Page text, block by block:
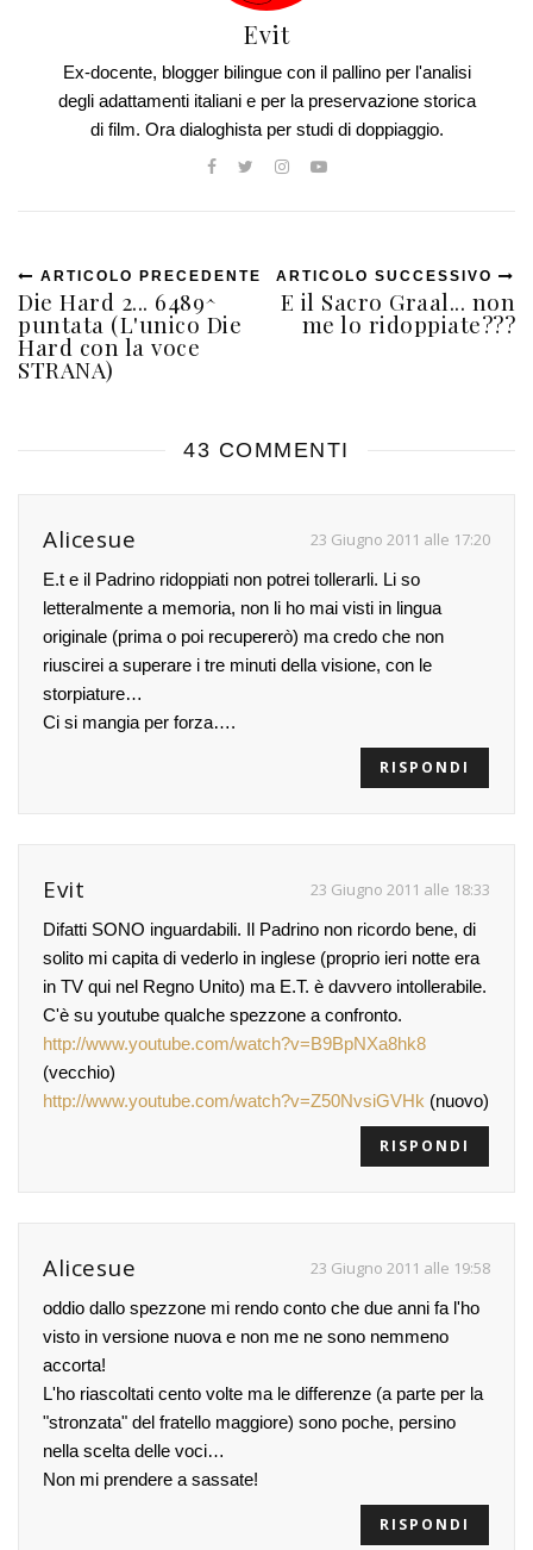
Evit
Ex-docente, blogger bilingue con il pallino per l'analisi
degli adattamenti italiani e per la preservazione storica
di film. Ora dialoghista per studi di doppiaggio.
ARTICOLO PRECEDENTE
Die Hard 2... 6489^
puntata (L'unico Die
Hard con la voce
STRANA)
ARTICOLO SUCCESSIVO
E il Sacro Graal... non
me lo ridoppiate???
43 COMMENTI
Alicesue 23 Giugno 2011 alle 17:20
E.t e il Padrino ridoppiati non potrei tollerarli. Li so
letteralmente a memoria, non li ho mai visti in lingua
originale (prima o poi recupererò) ma credo che non
riuscirei a superare i tre minuti della visione, con le
storpiature…
Ci si mangia per forza….
RISPONDI
Evit 23 Giugno 2011 alle 18:33
Difatti SONO inguardabili. Il Padrino non ricordo bene, di
solito mi capita di vederlo in inglese (proprio ieri notte era
in TV qui nel Regno Unito) ma E.T. è davvero intollerabile.
C'è su youtube qualche spezzone a confronto.
http://www.youtube.com/watch?v=B9BpNXa8hk8
(vecchio)
http://www.youtube.com/watch?v=Z50NvsiGVHk (nuovo)
RISPONDI
Alicesue 23 Giugno 2011 alle 19:58
oddio dallo spezzone mi rendo conto che due anni fa l'ho
visto in versione nuova e non me ne sono nemmeno
accorta!
L'ho riascoltati cento volte ma le differenze (a parte per la
"stronzata" del fratello maggiore) sono poche, persino
nella scelta delle voci…
Non mi prendere a sassate!
RISPONDI